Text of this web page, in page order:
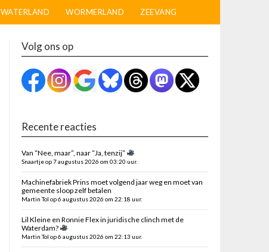
WATERLAND WORMERLAND ZEEVANG
Volg ons op
Recente reacties
Van “Nee, maar”, naar “Ja, tenzij”
Snaartje op 7 augustus 2026 om 03:20 uur.
Machinefabriek Prins moet volgend jaar weg en moet van
gemeente sloop zelf betalen
Martin Tol op 6 augustus 2026 om 22:18 uur.
Lil Kleine en Ronnie Flex in juridische clinch met de
Waterdam?
Martin Tol op 6 augustus 2026 om 22:13 uur.